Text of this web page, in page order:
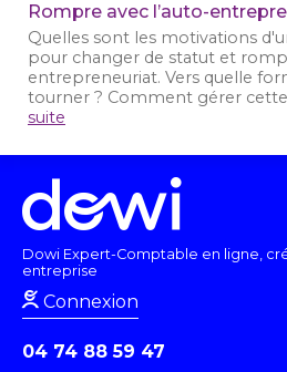
Rompre avec l’auto-
Quelles sont les motivations
pour changer de statut et
entrepreneuriat. Vers quelle
tourner ? Comment gérer
suite
Dowi Expert-Comptable en ligne,
entreprise
Connexion
04 74 88 59 47